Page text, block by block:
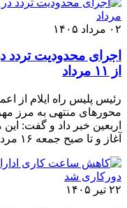
۰۲ مرداد ۱۴۰۵
اجرای محدودیت تردد
از ۱۱ مرداد
رئیس پلیس راه ایلام از
محورهای منتهی به مرز
آغاز و تا صبح جمعه ۱۶ مرداد ادامه خواهد داشت.
۲۲ تیر ۱۴۰۵